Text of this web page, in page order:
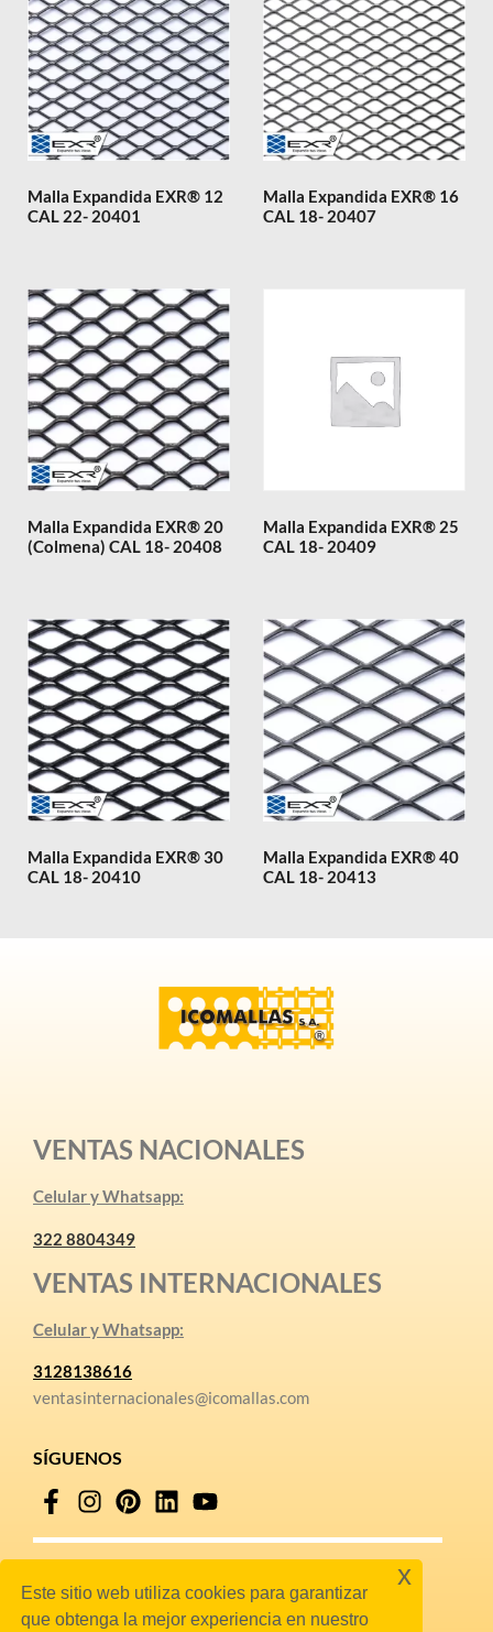
Malla Expandida EXR® 12
CAL 22- 20401
Malla Expandida EXR® 16
CAL 18- 20407
Malla Expandida EXR® 20
(Colmena) CAL 18- 20408
Malla Expandida EXR® 25
CAL 18- 20409
Malla Expandida EXR® 30
CAL 18- 20410
Malla Expandida EXR® 40
CAL 18- 20413
VENTAS NACIONALES
Celular y Whatsapp:
322 8804349
VENTAS INTERNACIONALES
Celular y Whatsapp:
3128138616
ventasinternacionales@icomallas.com
SÍGUENOS
POLÍTICAS
Este sitio web utiliza cookies para garantizar
que obtenga la mejor experiencia en nuestro
x